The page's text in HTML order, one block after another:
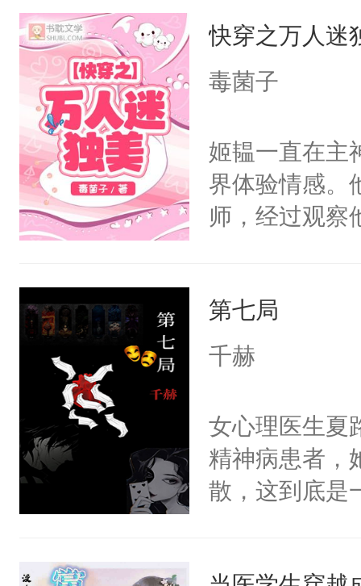
快穿之万人迷
毒菌子
姬韫一直在主
界体验情感。
师，经过观察
义，他决定参
凌，帮助女主
有血缘的弟
不喜欢我，是
意的校霸学生
其实我也可以
的。本文是万
第七局
千赫
女心理医生夏
精神病患者，
散，这到底是